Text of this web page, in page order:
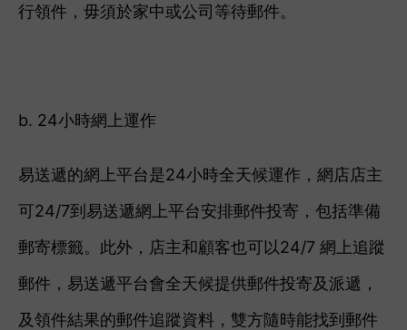
行領件，毋須於家中或公司等待郵件。
b. 24小時網上運作
易送遞的網上平台是24小時全天候運作，網店店主
可24/7到易送遞網上平台安排郵件投寄，包括準備
郵寄標籤。此外， 店主和顧客也可以24/7 網上追蹤
郵件， 易送遞平台會全天候提供郵件投寄及派遞，
及領件結果的郵件追蹤資料，雙方隨時能找到郵件